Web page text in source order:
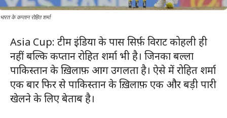
भारत के कप्तान रोहित शर्मा
Asia Cup: टीम इंडिया के पास सिर्फ़ विराट कोहली ही
नहीं बल्कि कप्तान रोहित शर्मा भी है। जिनका बल्ला
पाकिस्तान के ख़िलाफ़ आग उगलता है। ऐसे में रोहित शर्मा
एक बार फिर से पाकिस्तान के ख़िलाफ़ एक और बड़ी पारी
खेलने के लिए बेताब है।